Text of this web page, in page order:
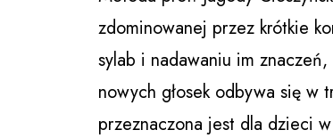
zdominowanej przez krótkie
sylab i nadawaniu im
nowych głosek odbywa się w
przeznaczona jest dla dzieci